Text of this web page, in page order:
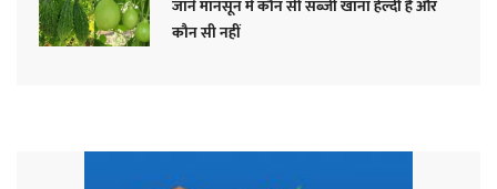
जानें मॉनसून में कौन सी सब्जी खाना हेल्दी है और
कौन सी नहीं